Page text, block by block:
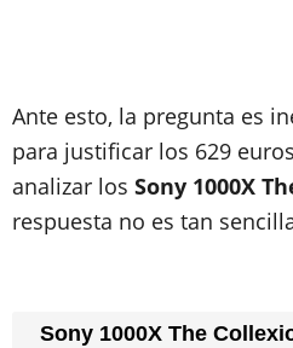
Ante esto, la pregunta es
para justificar los 629
analizar los Sony 1000X
respuesta no es tan
Sony 1000X The